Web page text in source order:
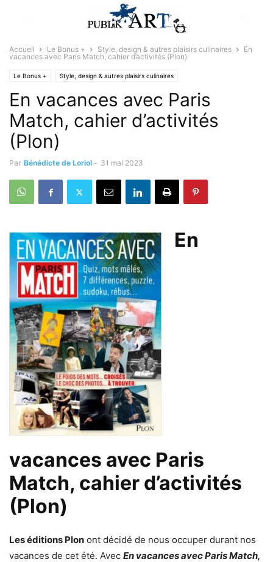
Accueil Le Bonus + Style, design & autres plaisirs culinaires
En
vacances avec Paris Match, cahier d’activités (Plon)
Le Bonus + Style, design & autres plaisirs culinaires
En vacances avec Paris
Match, cahier d’activités
(Plon)
Par Bénédicte de Loriol - 31 mai 2023
En
vacances avec Paris
Match, cahier d’activités
(Plon)
Les éditions Plon ont décidé de nous occuper durant nos
vacances de cet été. Avec En vacances avec Paris Match,